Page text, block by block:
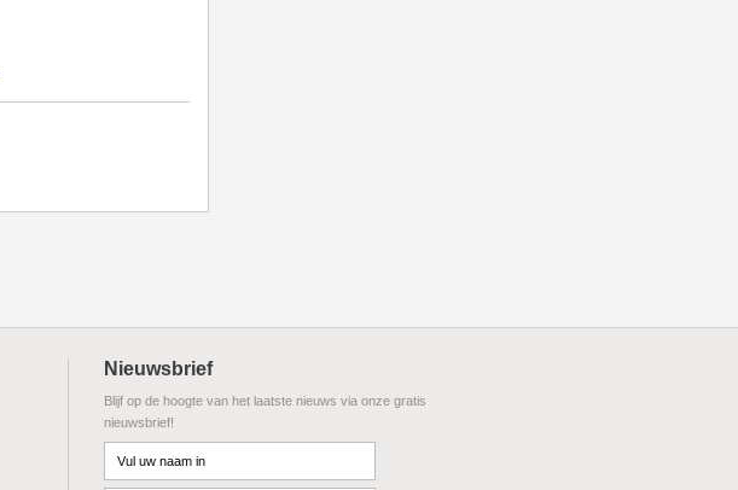
Nieuwsbrief
Blijf op de hoogte van het laatste nieuws via onze gratis
nieuwsbrief!